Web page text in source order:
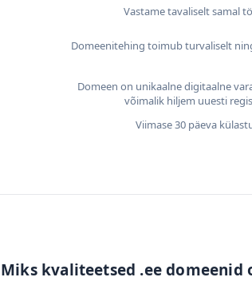
Vastame tavaliselt samal
Domeenitehing toimub turvaliselt
Domeen on unikaalne digitaalne
võimalik hiljem uuesti
Viimase 30 päeva
Miks kvaliteetsed .ee domeenid